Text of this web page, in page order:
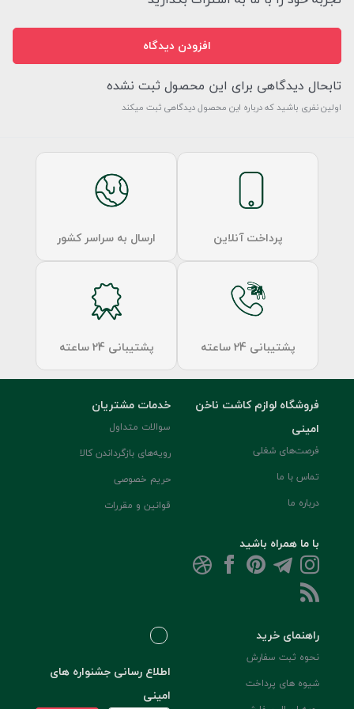
افزودن دیدگاه
تابحال دیدگاهی برای این محصول ثبت نشده
اولین نفری باشید که درباره این محصول دیدگاهی ثبت میکند
پرداخت آنلاین ارسال به سراسر کشور
پشتیبانی 24 ساعته پشتیبانی 24 ساعته
فروشگاه لوازم کاشت ناخن
امینی
فرصت‌های شغلی
تماس با ما
درباره ما
با ما همراه باشید
خدمات مشتریان
سوالات متداول
رویه‌های بازگرداندن کالا
حریم خصوصی
قوانین و مقررات
راهنمای خرید
نحوه ثبت سفارش
شیوه های پرداخت
اطلاع رسانی جشنواره های
امینی